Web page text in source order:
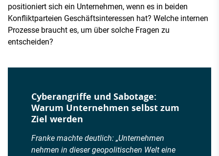
positioniert sich ein Unternehmen, wenn es in beiden
Konfliktparteien Geschäftsinteressen hat? Welche internen
Prozesse braucht es, um über solche Fragen zu
entscheiden?
Cyberangriffe und Sabotage:
Warum Unternehmen selbst zum
Ziel werden
Franke machte deutlich: „Unternehmen
nehmen in dieser geopolitischen Welt eine